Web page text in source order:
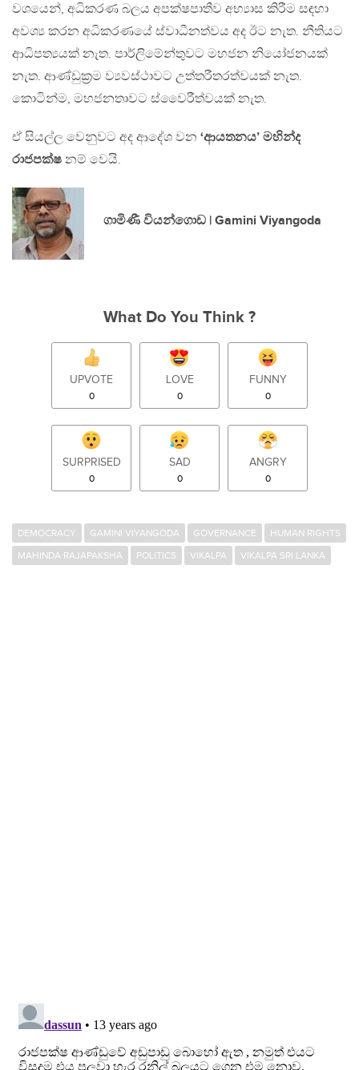
වශයෙන්, අධිකරණ බලය අපක්ෂපාතීව අභ්‍යාස කිරීම සඳහා
අවශ්‍ය කරන අධිකරණයේ ස්වාධීනත්වය අද ඊට නැත. නීතියට
ආධිපත්‍යයක් නැත. පාර්ලිමේන්තුවට මහජන නියෝජනයක්
නැත. ආණ්ඩුක‍්‍රම ව්‍යවස්ථාවට උත්තරීතරත්වයක් නැත.
කොටින්ම, මහජනතාවට ස්වෛරීත්වයක් නැත.
ඒ සියල්ල වෙනුවට අද ආදේශ වන ‘ආයතනය’ මහින්ද
රාජපක්ෂ නම් වෙයි.
ගාමිණී වියන්ගොඩ | Gamini Viyangoda
What Do You Think ?
UPVOTE
0
LOVE
0
FUNNY
0
SURPRISED
0
SAD
0
ANGRY
0
DEMOCRACY GAMINI VIYANGODA GOVERNANCE
HUMAN RIGHTS
MAHINDA RAJAPAKSHA
POLITICS VIKALPA VIKALPA SRI LANKA